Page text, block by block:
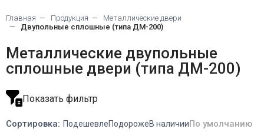
Главная Продукция
Металлические двери
Двупольные сплошные (типа ДМ-200)
Металлические двупольные
сплошные двери (типа ДМ-200)
Показать фильтр
Сортировка: ПодешевлеПодорожеВ наличииПо умолчанию